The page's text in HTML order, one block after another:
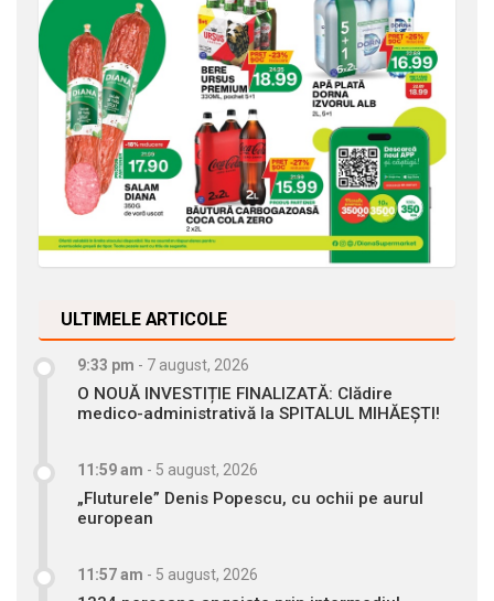
ULTIMELE ARTICOLE
9:33 pm - 7 august, 2026
O NOUĂ INVESTIȚIE FINALIZATĂ: Clădire
medico-administrativă la SPITALUL MIHĂEȘTI!
11:59 am - 5 august, 2026
„Fluturele” Denis Popescu, cu ochii pe aurul
european
11:57 am - 5 august, 2026